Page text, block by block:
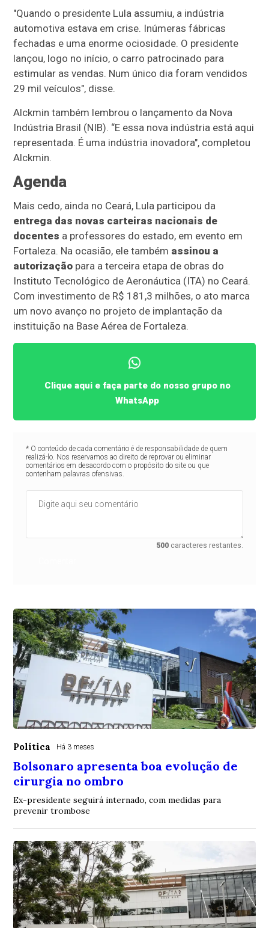
"Quando o presidente Lula assumiu, a indústria
automotiva estava em crise. Inúmeras fábricas
fechadas e uma enorme ociosidade. O presidente
lançou, logo no início, o carro patrocinado para
estimular as vendas. Num único dia foram vendidos
29 mil veículos", disse.
Alckmin também lembrou o lançamento da Nova
Indústria Brasil (NIB). “E essa nova indústria está aqui
representada. É uma indústria inovadora", completou
Alckmin.
Agenda
Mais cedo, ainda no Ceará, Lula participou da
entrega das novas carteiras nacionais de
docentes a professores do estado, em evento em
Fortaleza. Na ocasião, ele também assinou a
autorização para a terceira etapa de obras do
Instituto Tecnológico de Aeronáutica (ITA) no Ceará.
Com investimento de R$ 181,3 milhões, o ato marca
um novo avanço no projeto de implantação da
instituição na Base Aérea de Fortaleza.
Clique aqui e faça parte do nosso grupo no
WhatsApp
* O conteúdo de cada comentário é de responsabilidade de quem
realizá-lo. Nos reservamos ao direito de reprovar ou eliminar
comentários em desacordo com o propósito do site ou que
contenham palavras ofensivas.
500 caracteres restantes.
Política Há 3 meses
Bolsonaro apresenta boa evolução de
cirurgia no ombro
Ex-presidente seguirá internado, com medidas para
prevenir trombose